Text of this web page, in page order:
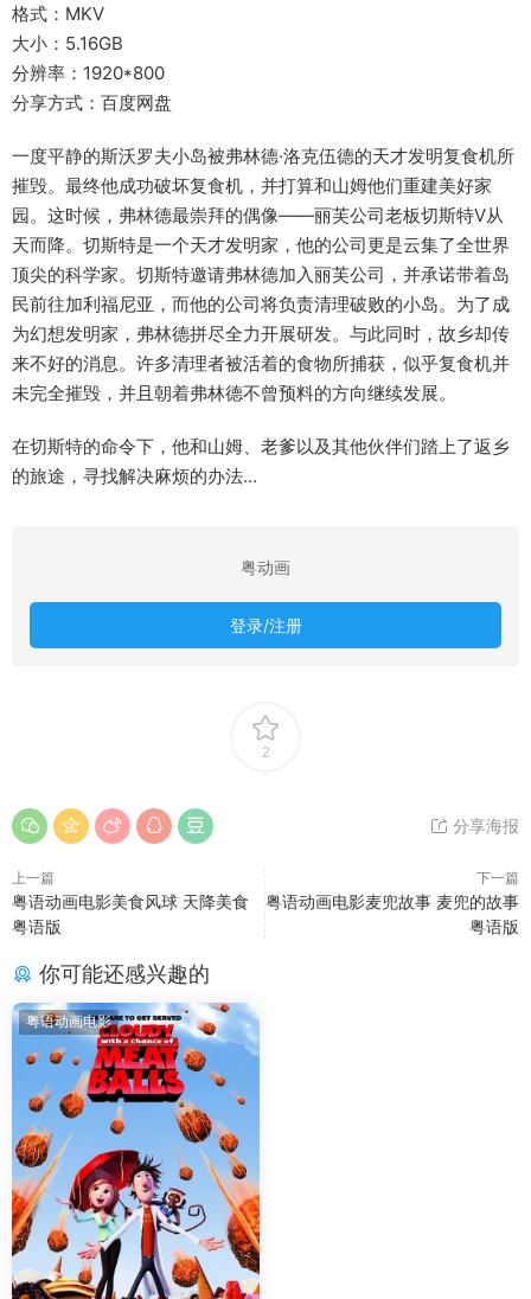
格式：MKV
大小：5.16GB
分辨率：1920*800
分享方式：百度网盘
一度平静的斯沃罗夫小岛被弗林德·洛克伍德的天才发明复食机所
摧毁。最终他成功破坏复食机，并打算和山姆他们重建美好家
园。这时候，弗林德最崇拜的偶像——丽芙公司老板切斯特V从
天而降。切斯特是一个天才发明家，他的公司更是云集了全世界
顶尖的科学家。切斯特邀请弗林德加入丽芙公司，并承诺带着岛
民前往加利福尼亚，而他的公司将负责清理破败的小岛。为了成
为幻想发明家，弗林德拼尽全力开展研发。与此同时，故乡却传
来不好的消息。许多清理者被活着的食物所捕获，似乎复食机并
未完全摧毁，并且朝着弗林德不曾预料的方向继续发展。
在切斯特的命令下，他和山姆、老爹以及其他伙伴们踏上了返乡
的旅途，寻找解决麻烦的办法…
粤动画
登录/注册
2
分享海报
上一篇
粤语动画电影美食风球 天降美食
粤语版
下一篇
粤语动画电影麦兜故事 麦兜的故事
粤语版
你可能还感兴趣的
粤语动画电影